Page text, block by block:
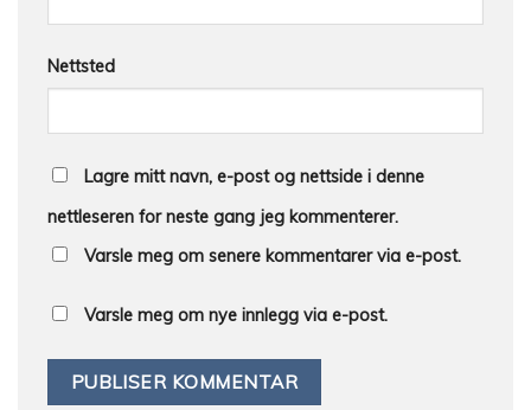
Nettsted
Lagre mitt navn, e-post og nettside i denne
nettleseren for neste gang jeg kommenterer.
Varsle meg om senere kommentarer via e-post.
Varsle meg om nye innlegg via e-post.